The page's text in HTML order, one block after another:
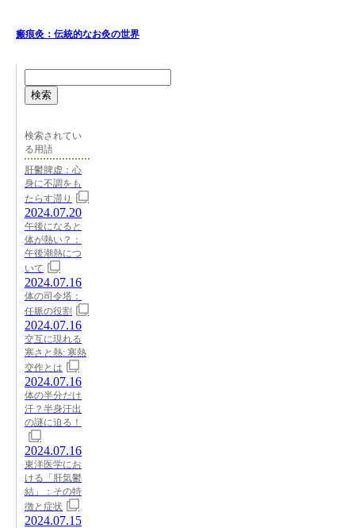
瘢痕灸：伝統的なお灸の世界
検索
検索されてい
る用語
肝鬱脾虚：心
身に不調をも
たらす滞り
2024.07.20
午後になると
体が熱い？：
午後潮熱につ
いて
2024.07.16
体の司令塔：
任脈の役割
2024.07.16
交互に現れる
寒さと熱: 寒熱
交作とは
2024.07.16
体の半分だけ
汗？半身汗出
の謎に迫る！
2024.07.16
東洋医学にお
ける「肝気鬱
結」：その特
徴と症状
2024.07.15